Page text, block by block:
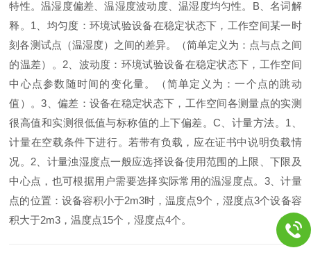
特性。温湿度偏差、温湿度波动度、温湿度均匀性。B、名词解
释。1、均匀度：环境试验设备在稳定状态下，工作空间某一时
刻各测试点（温湿度）之间的差异。（简单定义为：点与点之间
的温差）。2、波动度：环境试验设备在稳定状态下，工作空间
中心点参数随时间的变化量。（简单定义为：一个点的跳动
值）。3、偏差：设备在稳定状态下，工作空间各测量点的实测
很高值和实测很低值与标称值的上下偏差。C、计量方法。1、
计量在空载条件下进行。若带有负载，应在证书中说明负载情
况。2、计量浊湿度点一般应选择设备使用范围的上限、下限及
中心点，也可根据用户需要选择实际常用的温湿度点。3、计量
点的位置：设备容积小于2m3时，温度点9个，湿度点3个设备容
积大于2m3，温度点15个，湿度点4个。